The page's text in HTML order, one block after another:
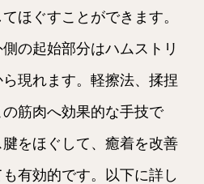
ほぐすことができます。
の起始部分はハムストリ
現れます。軽擦法、揉捏
筋肉へ効果的な手技で
をほぐして、癒着を改善
有効的です。以下に詳し